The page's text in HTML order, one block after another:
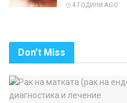
4 ГОДИНИ AGO
Don't Miss